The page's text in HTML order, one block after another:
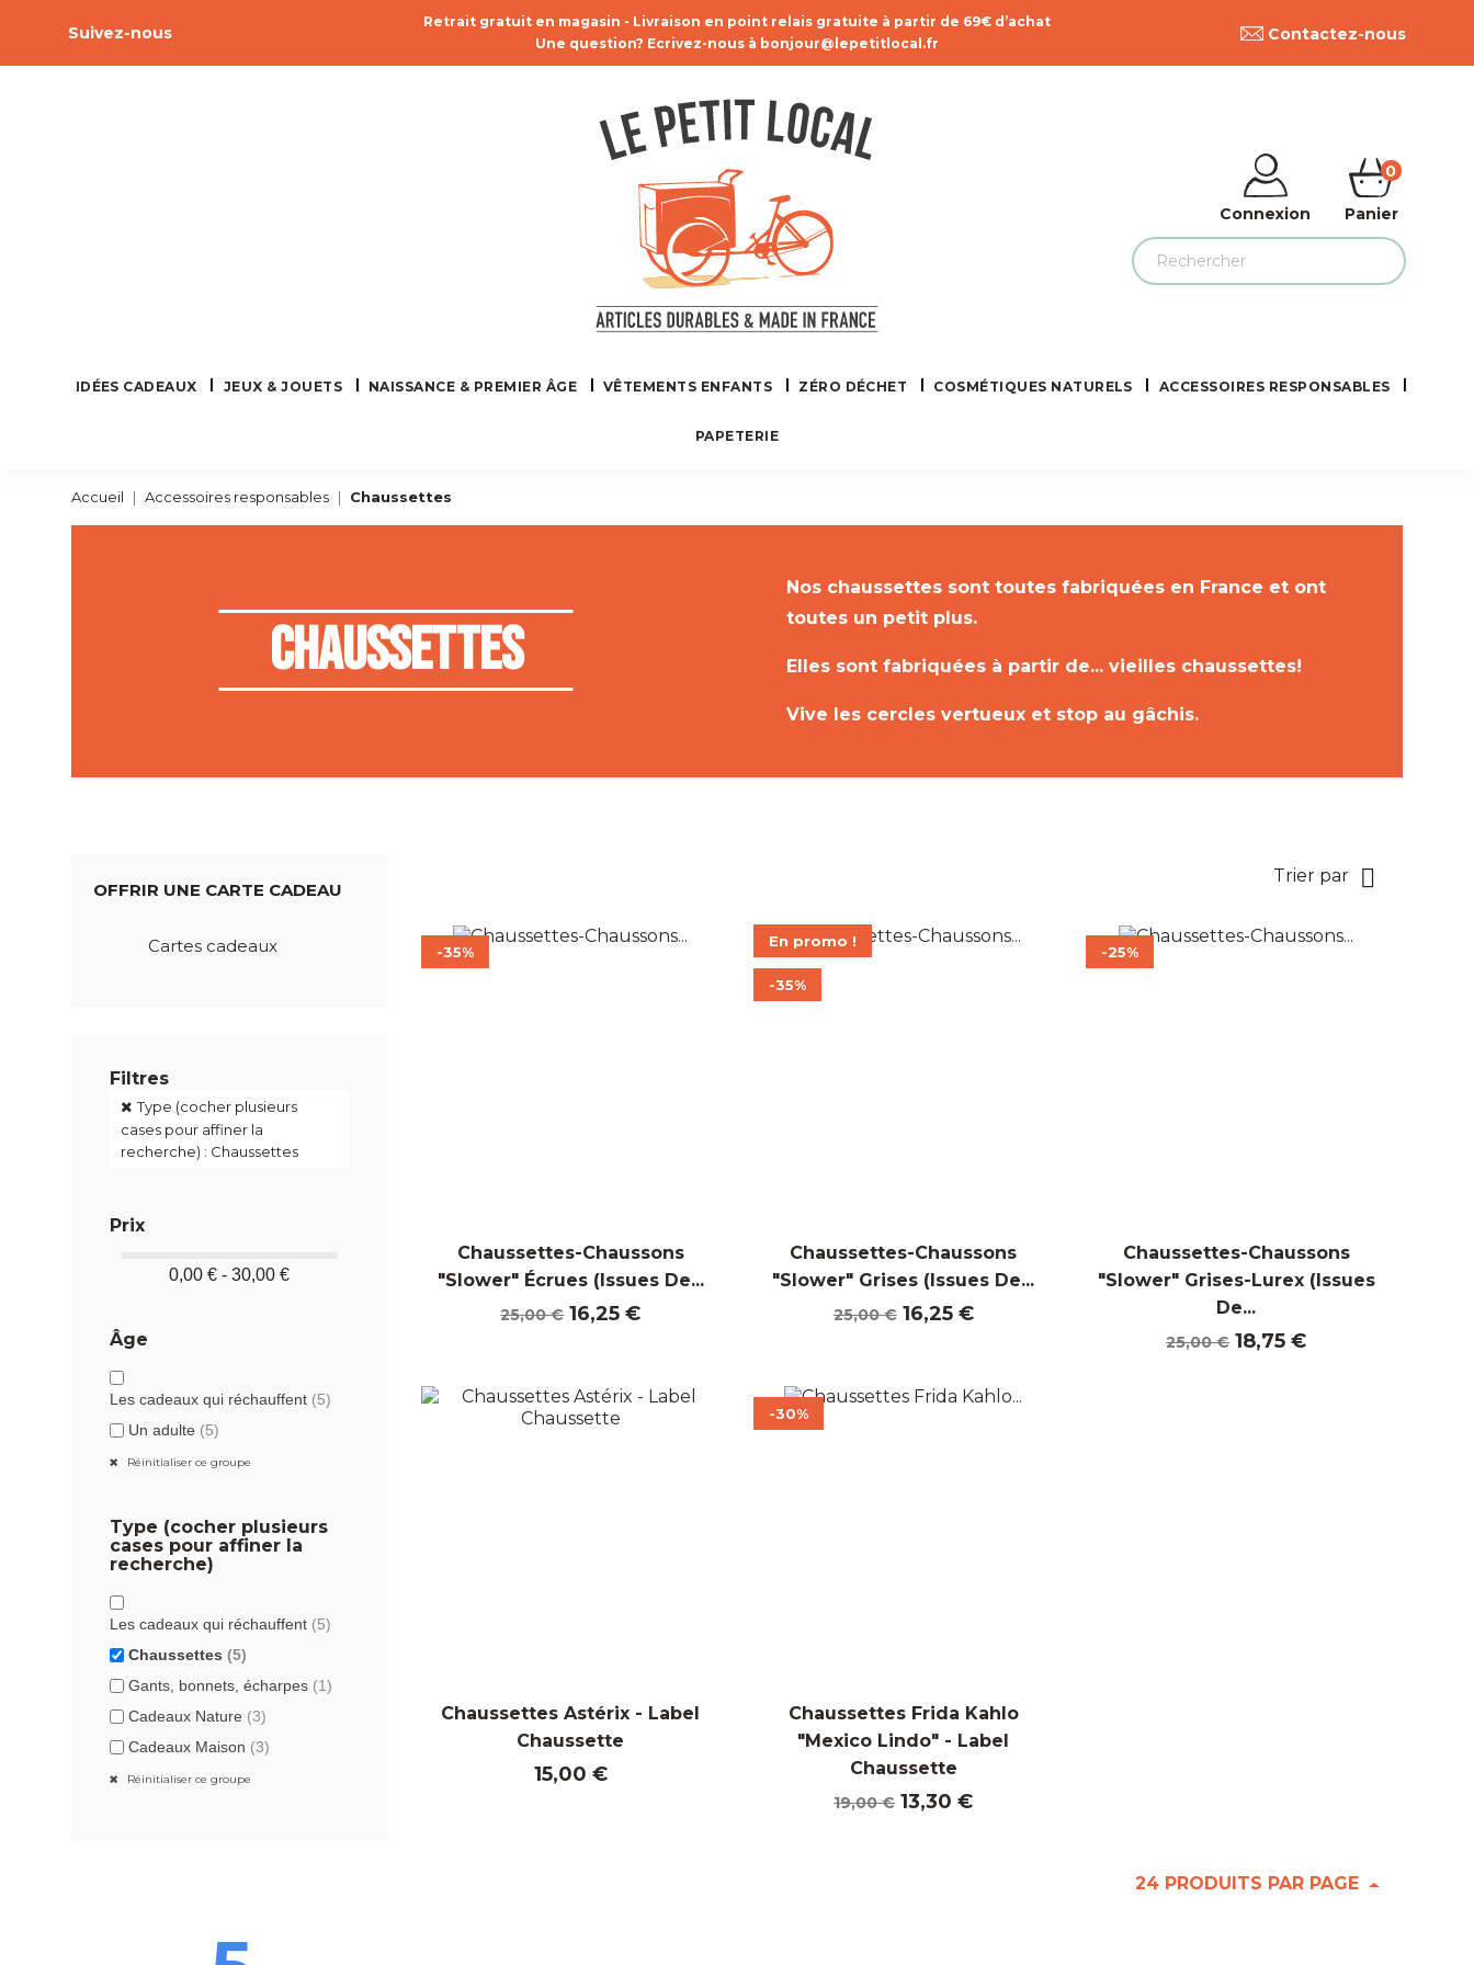
Suivez-nous
Retrait gratuit en magasin - Livraison en point relais gratuite à partir de 69€ d’achat
Une question? Ecrivez-nous à bonjour@lepetitlocal.fr
Contactez-nous
Connexion Panier
0
IDÉES CADEAUX JEUX & JOUETS NAISSANCE & PREMIER ÂGE VÊTEMENTS ENFANTS ZÉRO DÉCHET COSMÉTIQUES NATURELS ACCESSOIRES RESPONSABLES
PAPETERIE
Accueil Accessoires responsables Chaussettes
Chaussettes
Nos chaussettes sont toutes fabriquées en France et ont
toutes un petit plus.
Elles sont fabriquées à partir de... vieilles chaussettes!
Vive les cercles vertueux et stop au gâchis.
OFFRIR UNE CARTE CADEAU
Cartes cadeaux
Filtres
Type (cocher plusieurs
cases pour affiner la
recherche) : Chaussettes
Prix
0,00 € - 30,00 €
Âge
Les cadeaux qui réchauffent (5)
Un adulte (5)
Réinitialiser ce groupe
Type (cocher plusieurs
cases pour affiner la
recherche)
Les cadeaux qui réchauffent (5)
Chaussettes (5)
Gants, bonnets, écharpes (1)
Cadeaux Nature (3)
Cadeaux Maison (3)
Réinitialiser ce groupe
Trier par 
Chaussettes-Chaussons
"Slower" Écrues (Issues De...
Prix
25,00 € Prix
16,25 €
-35%
Chaussettes-Chaussons
"Slower" Grises (Issues De...
Prix
25,00 € Prix
16,25 €
En promo !
-35%
Chaussettes-Chaussons
"Slower" Grises-Lurex (Issues
De...
Prix
25,00 € Prix
18,75 €
-25%
Chaussettes Astérix - Label
Chaussette
Prix
15,00 €
Chaussettes Frida Kahlo
"Mexico Lindo" - Label
Chaussette
Prix
19,00 € Prix
13,30 €
-30%
24 PRODUITS PAR PAGE